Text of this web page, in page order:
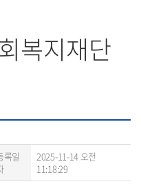
복지재단
록일
2025-11-14 오전
11:18:29